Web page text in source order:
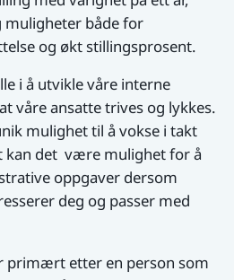
muligheter både for
og økt stillingsprosent.
i å utvikle våre interne
våre ansatte trives og lykkes.
mulighet til å vokse i takt
kan det være mulighet for å
oppgaver dersom
deg og passer med
primært etter en person som